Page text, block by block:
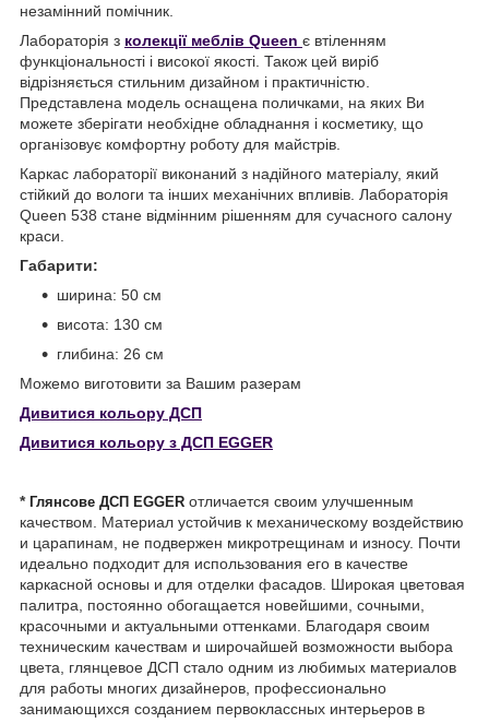
незамінний помічник.
Лабораторія з колекції меблів Queen є втіленням
функціональності і високої якості. Також цей виріб
відрізняється стильним дизайном і практичністю.
Представлена модель оснащена поличками, на яких Ви
можете зберігати необхідне обладнання і косметику, що
організовує комфортну роботу для майстрів.
Каркас лабораторії виконаний з надійного матеріалу, який
стійкий до вологи та інших механічних впливів. Лабораторія
Queen 538 стане відмінним рішенням для сучасного салону
краси.
Габарити:
ширина: 50 см
висота: 130 см
глибина: 26 см
Можемо виготовити за Вашим разерам
Дивитися кольору ДСП
Дивитися кольору з ДСП EGGER
* Глянсове ДСП EGGER отличается своим улучшенным
качеством. Материал устойчив к механическому воздействию
и царапинам, не подвержен микротрещинам и износу. Почти
идеально подходит для использования его в качестве
каркасной основы и для отделки фасадов. Широкая цветовая
палитра, постоянно обогащается новейшими, сочными,
красочными и актуальными оттенками. Благодаря своим
техническим качествам и широчайшей возможности выбора
цвета, глянцевое ДСП стало одним из любимых материалов
для работы многих дизайнеров, профессионально
занимающихся созданием первоклассных интерьеров в